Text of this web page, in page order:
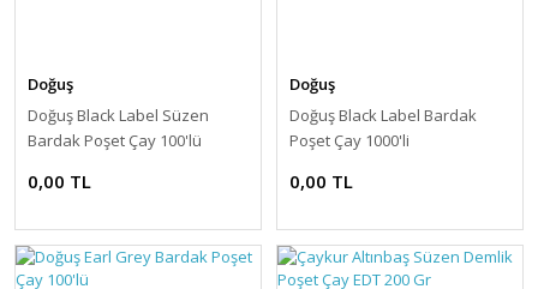
Doğuş
Doğuş Black Label Süzen
Bardak Poşet Çay 100'lü
0,00 TL
Doğuş
Doğuş Black Label Bardak
Poşet Çay 1000'li
0,00 TL